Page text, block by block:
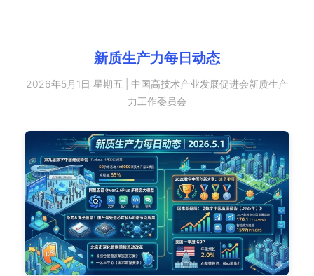
新质生产力每日动态
2026年5月1日 星期五 | 中国高技术产业发展促进会新质生产
力工作委员会